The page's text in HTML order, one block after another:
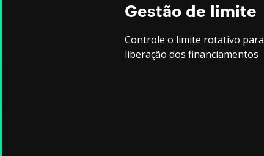
Gestão de limite
Controle o limite rotativo para
liberação dos financiamentos